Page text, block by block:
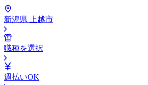
新潟県 上越市
職種を選択
週払いOK